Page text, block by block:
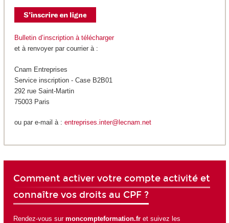
Bulletin d’inscription à télécharger
et à renvoyer par courrier à :
Cnam Entreprises
Service inscription - Case B2B01
292 rue Saint-Martin
75003 Paris
ou par e-mail à : entreprises.inter@lecnam.net
Comment activer votre compte activité et
connaître vos droits au CPF ?
Rendez-vous sur moncompteformation.fret suivez les